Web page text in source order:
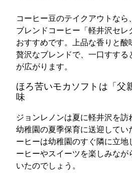
コーヒー豆のテイクアウトな
ブレンドコーヒー「軽井沢セ
おすすめです。上品な香りと
贅沢なブレンドで、一口すする
が広がります。
ほろ苦いモカソフトは「父
味
ジョンレノンは夏に軽井沢を
幼稚園の夏季保育に送迎してい
ーヒーは幼稚園のすぐ隣に立地
ーヒーやスイーツを楽しみなが
いたのでしょう。